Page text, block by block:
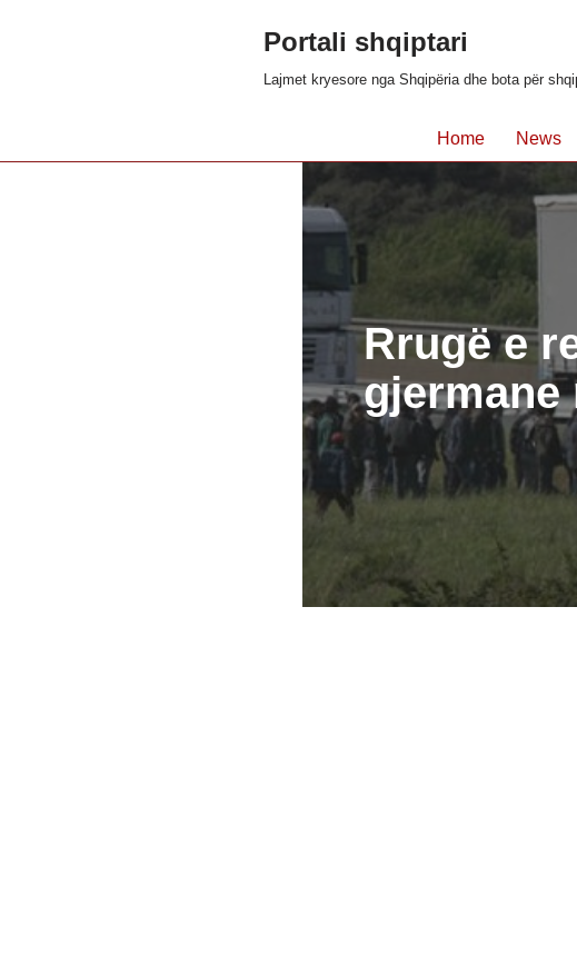
Portali shqiptari
Lajmet kryesore nga Shqipëria dhe bota për
Home News
Rrugë e
gjermane